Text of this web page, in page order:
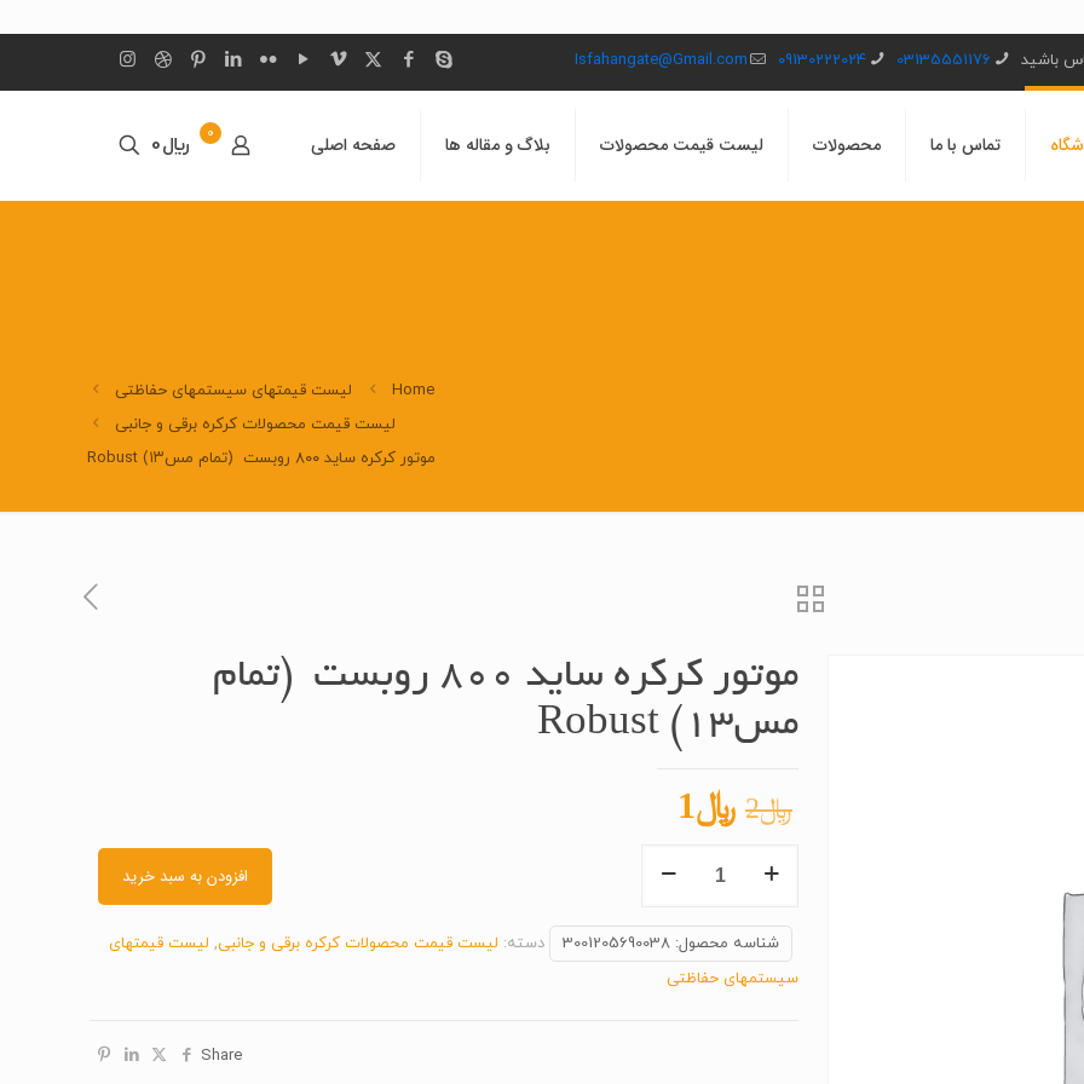
باشید 03135551176
09130222024
Isfahangate@Gmail.com
تماس با ما محصولات لیست قیمت محصولات بلاگ و مقاله ها صفحه اصلی 0 ﷼0
Home
لیست قیمتهای سیستمهای حفاظتی
لیست قیمت محصولات کرکره برقی و جانبی
موتور کرکره ساید ۸۰۰ روبست (تمام مس۱۳) Robust
موتور کرکره ساید ۸۰۰ روبست (تمام
مس۱۳) Robust
﷼2 قیمت
اصلی
﷼1
ساید
۸۰۰
افزودن به سبد خرید
شناسه محصول: 3001205690038 دسته: لیست قیمت محصولات کرکره برقی و جانبی, لیست قیمتهای
سیستمهای حفاظتی
Share